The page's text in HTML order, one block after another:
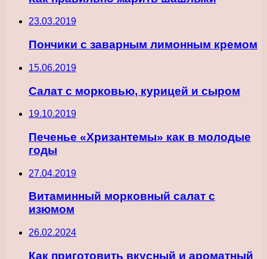
23.03.2019
Пончики с заварным лимонным кремом
15.06.2019
Салат с морковью, курицей и сыром
19.10.2019
Печенье «Хризантемы» как в молодые
годы
27.04.2019
Витаминный морковный салат с
изюмом
26.02.2024
Как приготовить вкусный и ароматный